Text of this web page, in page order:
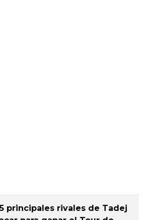
principales rivales de Tadej